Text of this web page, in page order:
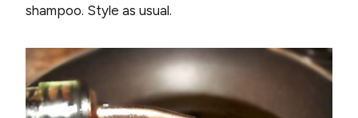
shampoo. Style as usual.